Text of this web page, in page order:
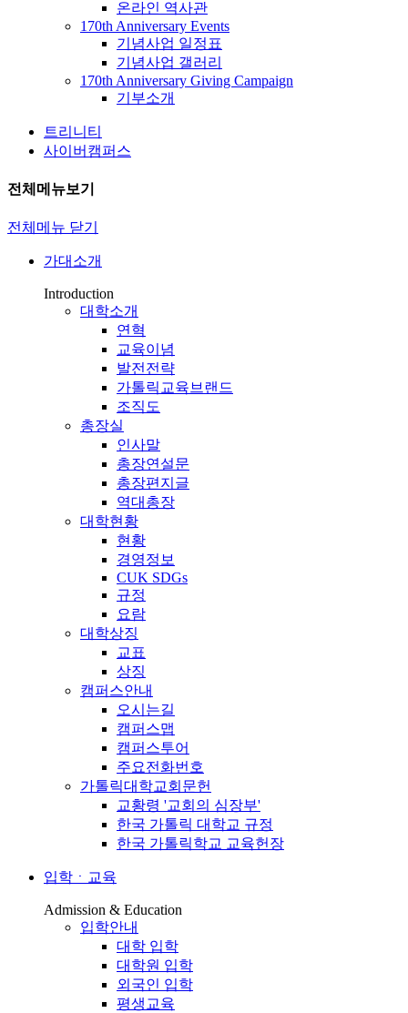
온라인 역사관
170th Anniversary Events
기념사업 일정표
기념사업 갤러리
170th Anniversary Giving Campaign
기부소개
트리니티
사이버캠퍼스
전체메뉴보기
전체메뉴 닫기
가대소개
Introduction
대학소개
연혁
교육이념
발전전략
가톨릭교육브랜드
조직도
총장실
인사말
총장연설문
총장편지글
역대총장
대학현황
현황
경영정보
CUK SDGs
규정
요람
대학상징
교표
상징
캠퍼스안내
오시는길
캠퍼스맵
캠퍼스투어
주요전화번호
가톨릭대학교회문헌
교황령 '교회의 심장부'
한국 가톨릭 대학교 규정
한국 가톨릭학교 교육헌장
입학ㆍ교육
Admission & Education
입학안내
대학 입학
대학원 입학
외국인 입학
평생교육